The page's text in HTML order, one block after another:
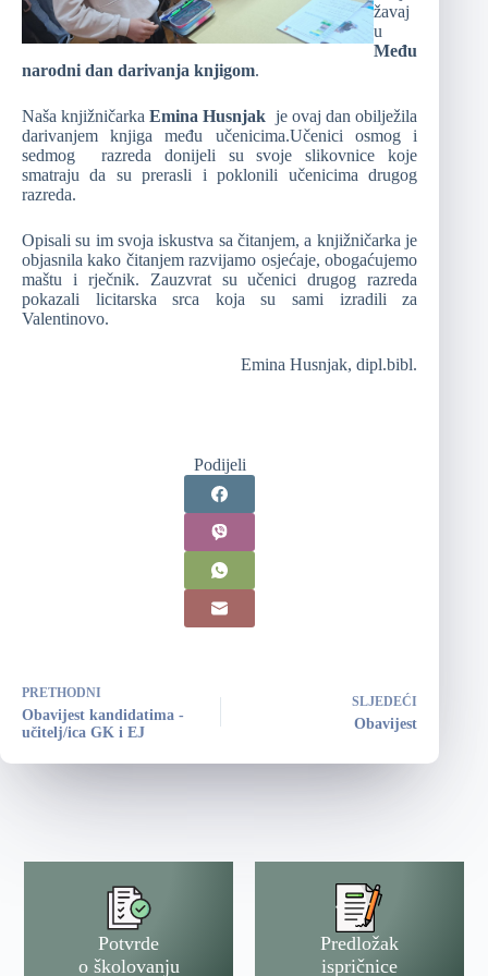
žavaj
u
Među
narodni dan darivanja knjigom.
Naša knjižničarkaEmina Husnjak je ovaj dan obilježila
darivanjem knjiga među učenicima.Učenici osmog i
sedmog razreda donijeli su svoje slikovnice koje
smatraju da su prerasli i poklonili učenicima drugog
razreda.
Opisali su im svoja iskustva sa čitanjem, a knjižničarka je
objasnila kako čitanjem razvijamo osjećaje, obogaćujemo
maštu i rječnik. Zauzvrat su učenici drugog razreda
pokazali licitarska srca koja su sami izradili za
Valentinovo.
Emina Husnjak, dipl.bibl.
Podijeli
PRETHODNI
Obavijest kandidatima -
učitelj/ica GK i EJ
SLJEDEĆI
Obavijest
Potvrde
o školovanju
Predložak
ispričnice